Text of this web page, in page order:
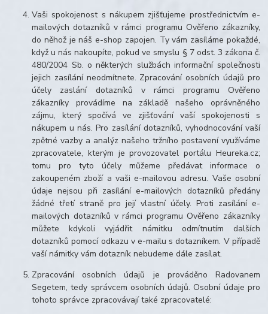
Vaši spokojenost s nákupem zjišťujeme prostřednictvím e-
mailových dotazníků v rámci programu Ověřeno zákazníky,
do něhož je náš e-shop zapojen. Ty vám zasíláme pokaždé,
když u nás nakoupíte, pokud ve smyslu § 7 odst. 3 zákona č.
480/2004 Sb. o některých službách informační společnosti
jejich zasílání neodmítnete. Zpracování osobních údajů pro
účely zaslání dotazníků v rámci programu Ověřeno
zákazníky provádíme na základě našeho oprávněného
zájmu, který spočívá ve zjišťování vaší spokojenosti s
nákupem u nás. Pro zasílání dotazníků, vyhodnocování vaší
zpětné vazby a analýz našeho tržního postavení využíváme
zpracovatele, kterým je provozovatel portálu Heureka.cz;
tomu pro tyto účely můžeme předávat informace o
zakoupeném zboží a vaši e-mailovou adresu. Vaše osobní
údaje nejsou při zasílání e-mailových dotazníků předány
žádné třetí straně pro její vlastní účely. Proti zasílání e-
mailových dotazníků v rámci programu Ověřeno zákazníky
můžete kdykoli vyjádřit námitku odmítnutím dalších
dotazníků pomocí odkazu v e-mailu s dotazníkem. V případě
vaší námitky vám dotazník nebudeme dále zasílat.
Zpracování osobních údajů je prováděno Radovanem
Segetem, tedy správcem osobních údajů. Osobní údaje pro
tohoto správce zpracovávají také zpracovatelé: